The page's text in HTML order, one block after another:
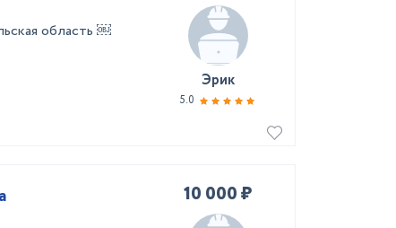
область ￼
Эрик
5.0
10 000 ₽